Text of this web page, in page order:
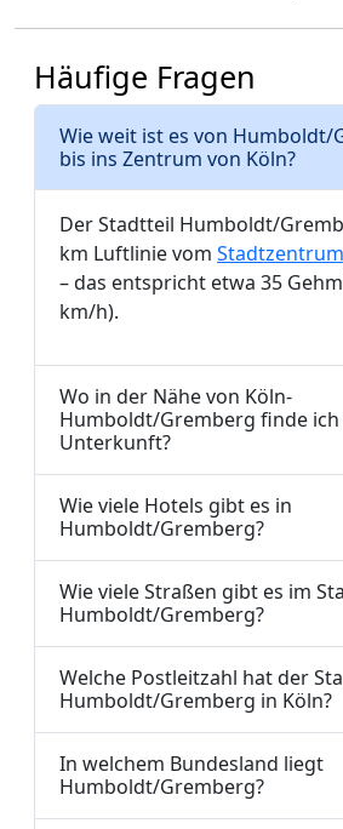
Häufige Fragen
Wie weit ist es von Humboldt/
bis ins Zentrum von Köln?
Der Stadtteil Humboldt/
km Luftlinie vom
– das entspricht etwa 35
km/h).
Wo in der Nähe von Köln-
Humboldt/Gremberg finde ich
Unterkunft?
Wie viele Hotels gibt es in
Humboldt/Gremberg?
Wie viele Straßen gibt es im
Humboldt/Gremberg?
Welche Postleitzahl hat der
Humboldt/Gremberg in Köln?
In welchem Bundesland liegt
Humboldt/Gremberg?